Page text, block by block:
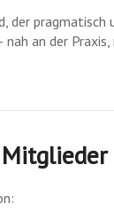
der pragmatisch
an der Praxis,